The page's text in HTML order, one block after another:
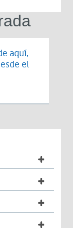
aquí,
el